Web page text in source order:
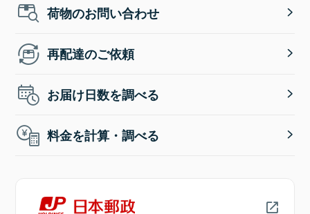
荷物のお問い合わせ
再配達のご依頼
お届け日数を調べる
料金を計算・調べる